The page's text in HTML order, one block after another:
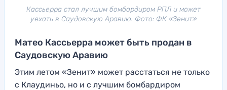
Кассьерра стал лучшим бомбардиром РПЛ и может
уехать в Саудовскую Аравию. Фото: ФК «Зенит»
Матео Кассьерра может быть продан в
Саудовскую Аравию
Этим летом «Зенит» может расстаться не только
с Клаудиньо, но и с лучшим бомбардиром